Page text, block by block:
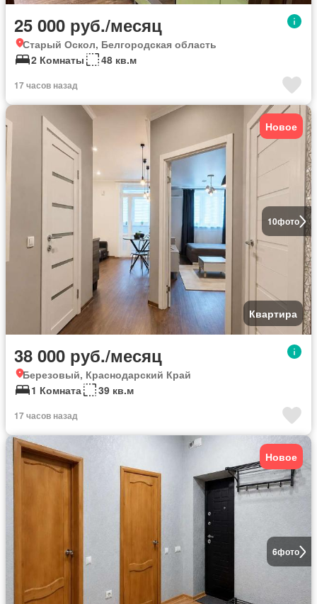
25 000 руб./месяц
Старый Оскол, Белгородская область
2 Комнаты
48 кв.м
17 часов назад
10фото
Новое
Квартира
38 000 руб./месяц
Березовый, Краснодарский Край
1 Комната
39 кв.м
17 часов назад
6фото
Новое